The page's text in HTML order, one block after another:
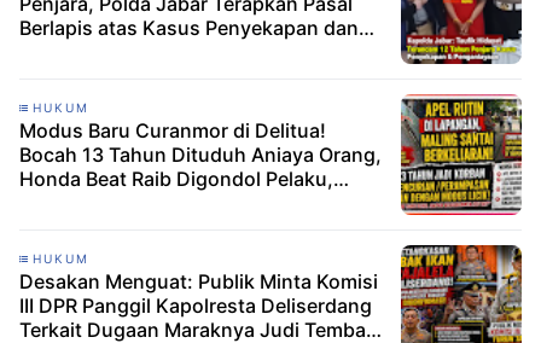
Berlapis atas Kasus Penyekapan dan
HUKUM
Modus Baru Curanmor di Delitua!
Bocah 13 Tahun Dituduh Aniaya Orang,
Honda Beat Raib Digondol Pelaku,
HUKUM
Desakan Menguat: Publik Minta Komisi
III DPR Panggil Kapolresta Deliserdang
Terkait Dugaan Maraknya Judi Tembak